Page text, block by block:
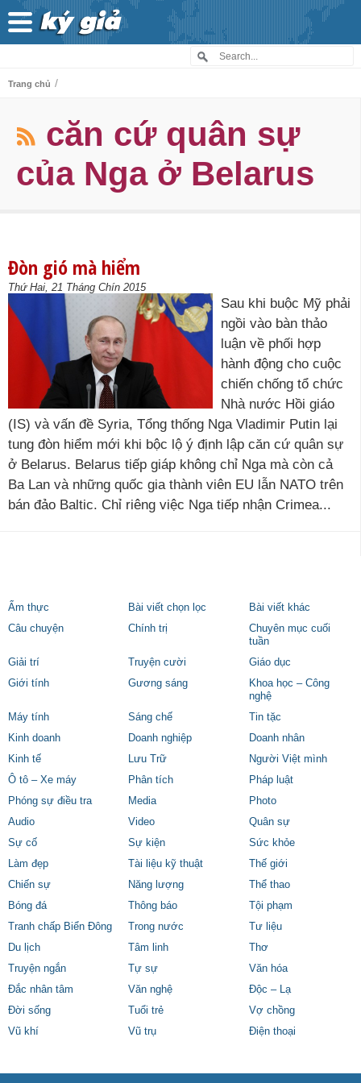
Trang chủ /
căn cứ quân sự
của Nga ở Belarus
Đòn gió mà hiểm
Thứ Hai, 21 Tháng Chín 2015
Sau khi buộc Mỹ phải
ngồi vào bàn thảo
luận về phối hợp
hành động cho cuộc
chiến chống tổ chức
Nhà nước Hồi giáo
(IS) và vấn đề Syria, Tổng thống Nga Vladimir Putin lại
tung đòn hiểm mới khi bộc lộ ý định lập căn cứ quân sự
ở Belarus. Belarus tiếp giáp không chỉ Nga mà còn cả
Ba Lan và những quốc gia thành viên EU lẫn NATO trên
bán đảo Baltic. Chỉ riêng việc Nga tiếp nhận Crimea...
Ẩm thực Bài viết chọn lọc
Bài viết khác
Câu chuyện
Chính trị
Chuyên mục cuối
tuần
Giải trí
Truyện cười
Giáo dục
Giới tính
Gương sáng
Khoa học – Công
nghệ
Máy tính
Sáng chế
Tin tặc
Kinh doanh
Doanh nghiệp
Doanh nhân
Kinh tế
Lưu Trữ
Người Việt mình
Ô tô – Xe máy
Phân tích
Pháp luật
Phóng sự điều tra
Media
Photo
Audio
Video
Quân sự
Sự cố
Sự kiện
Sức khỏe
Làm đẹp
Tài liệu kỹ thuật
Thế giới
Chiến sự
Năng lượng
Thể thao
Bóng đá
Thông báo
Tội phạm
Tranh chấp Biển Đông
Trong nước
Tư liệu
Du lịch
Tâm linh
Thơ
Truyện ngắn
Tự sự
Văn hóa
Đắc nhân tâm
Văn nghệ
Độc – Lạ
Đời sống
Tuổi trẻ
Vợ chồng
Vũ khí
Vũ trụ Điện thoại